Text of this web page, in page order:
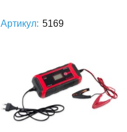
Артикул: 5169